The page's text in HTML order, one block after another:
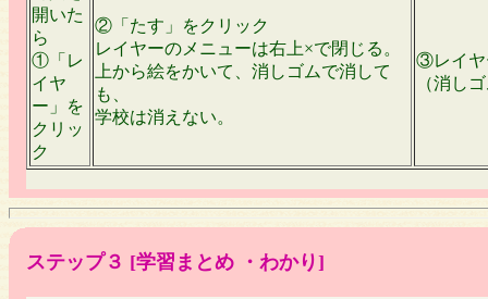
開いた
ら
①「レ
イヤ
ー」を
クリッ
ク
②「たす」をクリック
レイヤーのメニューは右上×で閉じる。
上から絵をかいて、消しゴムで消して
も、
学校は消えない。
③レイヤ
（消し
ステップ３ [学習まとめ ・わかり]